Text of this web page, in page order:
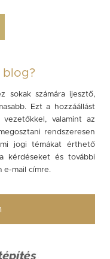
blog?
sokak számára ijesztő,
Ezt a hozzáállást
valamint az
rendszeresen
jogi témákat érthető
kérdéseket és további
e-mail címre.